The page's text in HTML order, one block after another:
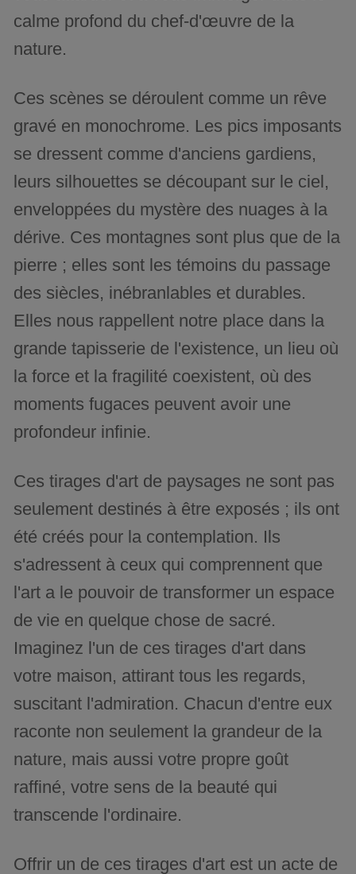
calme profond du chef-d'œuvre de la
nature.
Ces scènes se déroulent comme un rêve
gravé en monochrome. Les pics imposants
se dressent comme d'anciens gardiens,
leurs silhouettes se découpant sur le ciel,
enveloppées du mystère des nuages à la
dérive. Ces montagnes sont plus que de la
pierre ; elles sont les témoins du passage
des siècles, inébranlables et durables.
Elles nous rappellent notre place dans la
grande tapisserie de l'existence, un lieu où
la force et la fragilité coexistent, où des
moments fugaces peuvent avoir une
profondeur infinie.
Ces tirages d'art de paysages ne sont pas
seulement destinés à être exposés ; ils ont
été créés pour la contemplation. Ils
s'adressent à ceux qui comprennent que
l'art a le pouvoir de transformer un espace
de vie en quelque chose de sacré.
Imaginez l'un de ces tirages d'art dans
votre maison, attirant tous les regards,
suscitant l'admiration. Chacun d'entre eux
raconte non seulement la grandeur de la
nature, mais aussi votre propre goût
raffiné, votre sens de la beauté qui
transcende l'ordinaire.
Offrir un de ces tirages d'art est un acte de